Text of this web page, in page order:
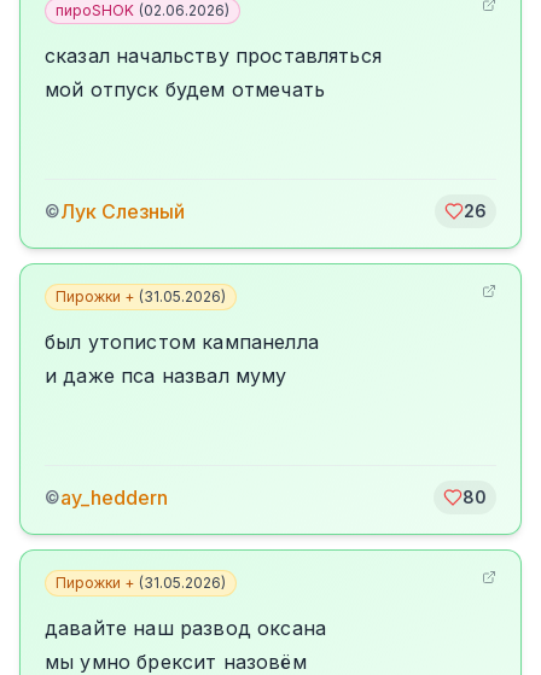
пироSHOK (02.06.2026)
сказал начальству проставляться
мой отпуск будем отмечать
©Лук Слезный 26
Пирожки + (31.05.2026)
был утопистом кампанелла
и даже пса назвал муму
©ay_heddern 80
Пирожки + (31.05.2026)
давайте наш развод оксана
мы умно брексит назовём